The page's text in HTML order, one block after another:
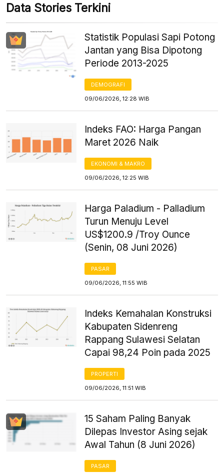
Data Stories Terkini
Statistik Populasi Sapi Potong
Jantan yang Bisa Dipotong
Periode 2013-2025
DEMOGRAFI
09/06/2026, 12:28 WIB
Indeks FAO: Harga Pangan
Maret 2026 Naik
EKONOMI & MAKRO
09/06/2026, 12:25 WIB
Harga Paladium - Palladium
Turun Menuju Level
US$1200.9 /Troy Ounce
(Senin, 08 Juni 2026)
PASAR
09/06/2026, 11:55 WIB
Indeks Kemahalan Konstruksi
Kabupaten Sidenreng
Rappang Sulawesi Selatan
Capai 98,24 Poin pada 2025
PROPERTI
09/06/2026, 11:51 WIB
15 Saham Paling Banyak
Dilepas Investor Asing sejak
Awal Tahun (8 Juni 2026)
PASAR